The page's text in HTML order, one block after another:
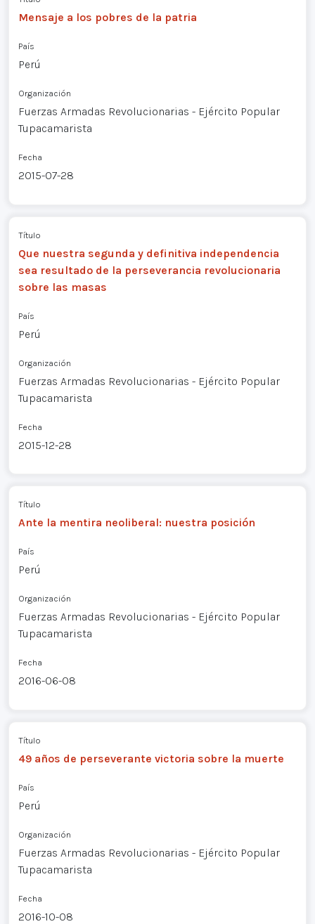
Mensaje a los pobres de la patria
País
Perú
Organización
Fuerzas Armadas Revolucionarias - Ejército Popular
Tupacamarista
Fecha
2015-07-28
Título
Que nuestra segunda y definitiva independencia
sea resultado de la perseverancia revolucionaria
sobre las masas
País
Perú
Organización
Fuerzas Armadas Revolucionarias - Ejército Popular
Tupacamarista
Fecha
2015-12-28
Título
Ante la mentira neoliberal: nuestra posición
País
Perú
Organización
Fuerzas Armadas Revolucionarias - Ejército Popular
Tupacamarista
Fecha
2016-06-08
Título
49 años de perseverante victoria sobre la muerte
País
Perú
Organización
Fuerzas Armadas Revolucionarias - Ejército Popular
Tupacamarista
Fecha
2016-10-08